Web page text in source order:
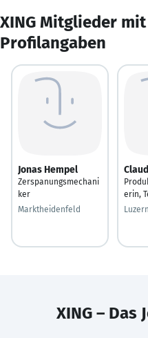
XING Mitglieder
Profilangaben
Jonas Hempel
Zerspanungsmechani
ker
Marktheidenfeld
erin,
Luzern
XING – Das